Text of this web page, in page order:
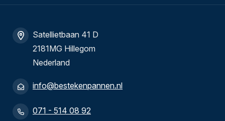
Satellietbaan 41 D
2181MG Hillegom
Nederland
info@bestekenpannen.nl
071 - 514 08 92